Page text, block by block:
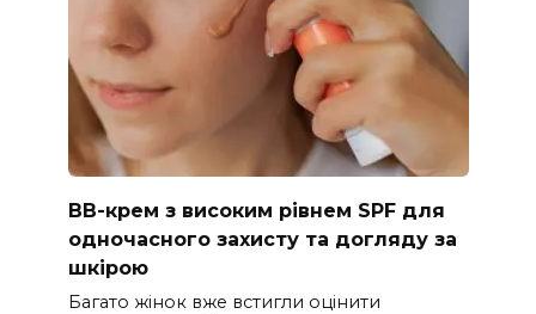
ВВ-крем з високим рівнем SPF для
одночасного захисту та догляду за
шкірою
Багато жінок вже встигли оцінити